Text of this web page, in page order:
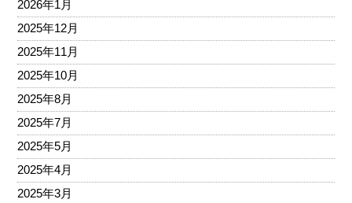
2026年1月
2025年12月
2025年11月
2025年10月
2025年8月
2025年7月
2025年5月
2025年4月
2025年3月